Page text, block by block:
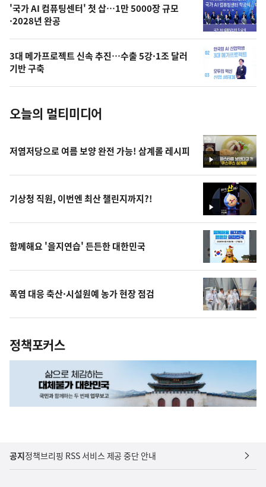
오
의
사
진
'국가 AI 컴퓨팅센터' 첫 삽…1만 5000장 규모
·2028년 완공
3대 메가프로젝트 신속 추진…수출 5강·1조 달러
기반 구축
오늘의 멀티미디어
영
상
저염저당으로 여름 보양 완전 가능! 삼계롤 레시피
영
상
기상청 직원, 이번엔 최산 챌린지까지?!
함께해요 '을지연습' 든든한 대한민국
폭염 대응 축산·시설원예 농가 현장 점검
정책포커스
공지정책브리핑 RSS 서비스 제공 중단 안내